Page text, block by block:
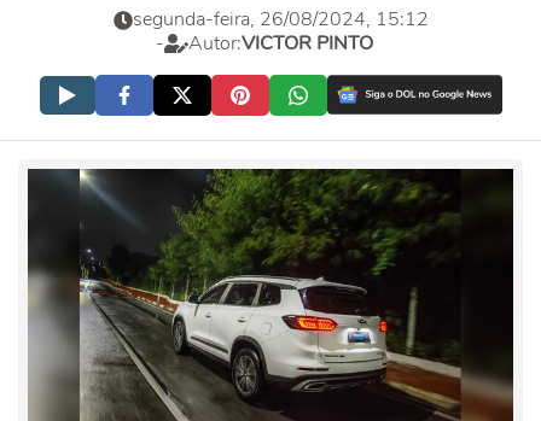
segunda-feira, 26/08/2024, 15:12
-
Autor:VICTOR PINTO